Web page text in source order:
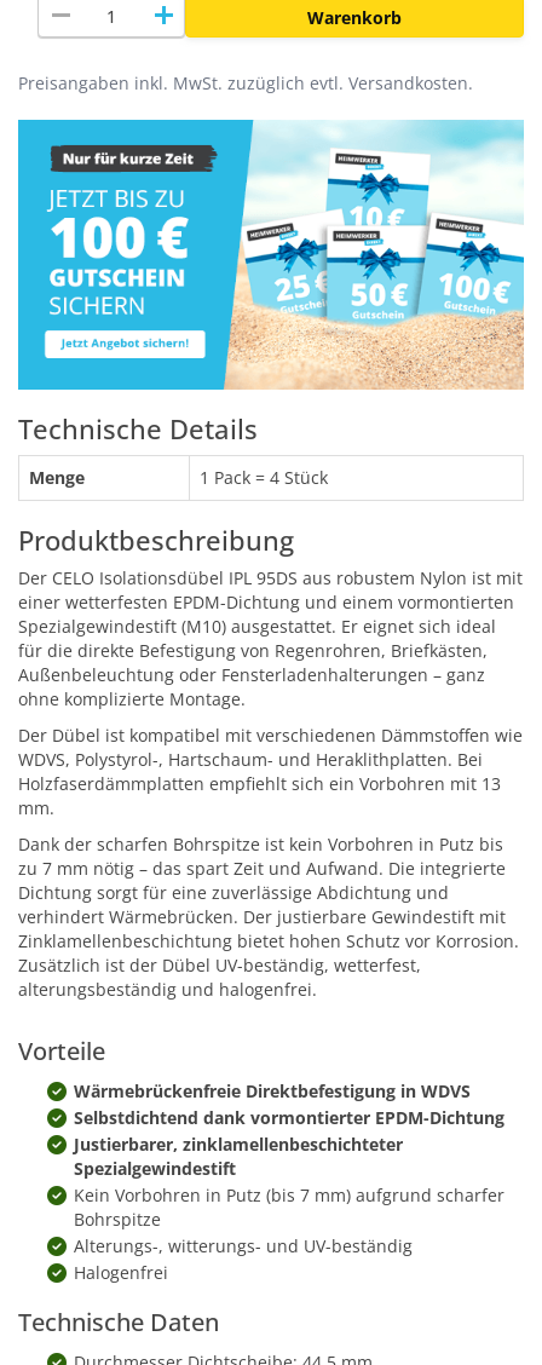
remove add Warenkorb
Preisangaben inkl. MwSt. zuzüglich evtl. Versandkosten.
Technische Details
Menge 1 Pack = 4 Stück
Produktbeschreibung
Der CELO Isolationsdübel IPL 95DS aus robustem Nylon ist mit
einer wetterfesten EPDM-Dichtung und einem vormontierten
Spezialgewindestift (M10) ausgestattet. Er eignet sich ideal
für die direkte Befestigung von Regenrohren, Briefkästen,
Außenbeleuchtung oder Fensterladenhalterungen – ganz
ohne komplizierte Montage.
Der Dübel ist kompatibel mit verschiedenen Dämmstoffen wie
WDVS, Polystyrol-, Hartschaum- und Heraklithplatten. Bei
Holzfaserdämmplatten empfiehlt sich ein Vorbohren mit 13
mm.
Dank der scharfen Bohrspitze ist kein Vorbohren in Putz bis
zu 7 mm nötig – das spart Zeit und Aufwand. Die integrierte
Dichtung sorgt für eine zuverlässige Abdichtung und
verhindert Wärmebrücken. Der justierbare Gewindestift mit
Zinklamellenbeschichtung bietet hohen Schutz vor Korrosion.
Zusätzlich ist der Dübel UV-beständig, wetterfest,
alterungsbeständig und halogenfrei.
Vorteile
Wärmebrückenfreie Direktbefestigung in WDVS
Selbstdichtend dank vormontierter EPDM-Dichtung
Justierbarer, zinklamellenbeschichteter
Spezialgewindestift
Kein Vorbohren in Putz (bis 7 mm) aufgrund scharfer
Bohrspitze
Alterungs-, witterungs- und UV-beständig
Halogenfrei
Technische Daten